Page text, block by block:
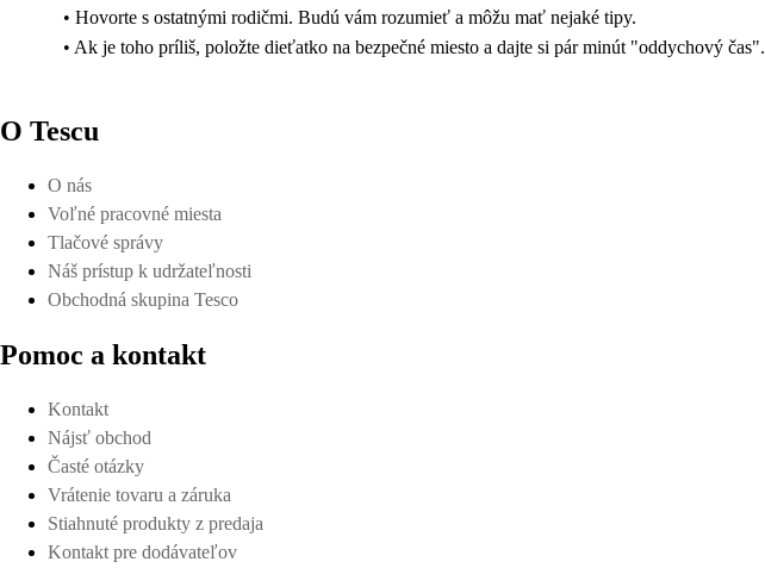
• Hovorte s ostatnými rodičmi. Budú vám rozumieť a môžu mať nejaké tipy.
• Ak je toho príliš, položte dieťatko na bezpečné miesto a dajte si pár minút "oddychový čas".
O Tescu
O nás
Voľné pracovné miesta
Tlačové správy
Náš prístup k udržateľnosti
Obchodná skupina Tesco
Pomoc a kontakt
Kontakt
Nájsť obchod
Časté otázky
Vrátenie tovaru a záruka
Stiahnuté produkty z predaja
Kontakt pre dodávateľov